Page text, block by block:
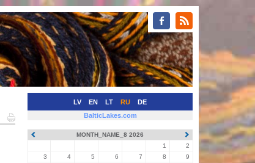
LV EN LT RU DE
BalticLakes.com
MONTH_NAME_8 2026
1
2
3
4 5 6 7 8
9